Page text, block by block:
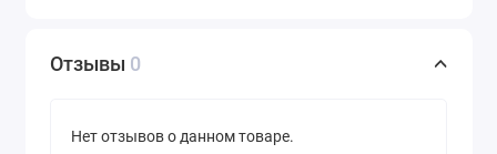
По
Сертификаты
Без глютена, Органический продукт,
Отзывы 0
Нет отзывов о данном товаре.